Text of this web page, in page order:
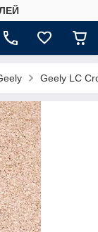
Geely LC